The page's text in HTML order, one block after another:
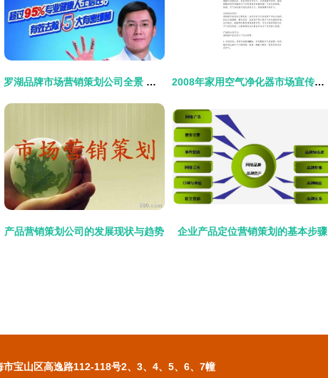
罗湖品牌市场营销策划公司全景 策略与实践并重的选择指南 2008年家用空气净化器市场宣传推广策划报告
产品营销策划公司的发展现状与趋势 企业产品定位营销策划的基本步骤
市宝山区高逸路112-118号2、3、4、5、6、7幢